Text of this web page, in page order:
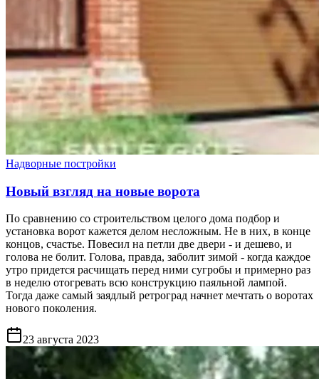
Надворные постройки
Новый взгляд на новые ворота
По сравнению со строительством целого дома подбор и
установка ворот кажется делом несложным. Не в них, в конце
концов, счастье. Повесил на петли две двери - и дешево, и
голова не болит. Голова, правда, заболит зимой - когда каждое
утро придется расчищать перед ними сугробы и примерно раз
в неделю отогревать всю конструкцию паяльной лампой.
Тогда даже самый заядлый ретроград начнет мечтать о воротах
нового поколения.
23 августа 2023